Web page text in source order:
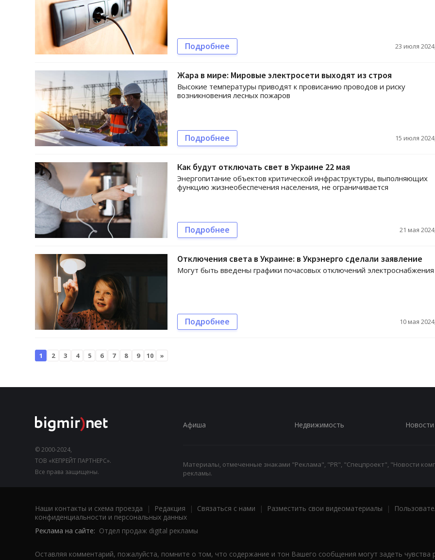
Подробнее 23 июля
Жара в мире: Мировые электросети выходят из строя
Высокие температуры приводят к провисанию проводов и риску
возникновения лесных пожаров
Подробнее 15 июля
Как будут отключать свет в Украине 22 мая
Энергопитание объектов критической инфраструктуры, выполняющих
функцию жизнеобеспечения населения, не ограничивается
Подробнее 21 мая
Отключения света в Украине: в Укрэнерго сделали заявление
Могут быть введены графики почасовых отключений электроснабжения
Подробнее 10 мая
1 2 3 4 5 6 7 8 9 10 »
© 2000-2024,
ТОВ «КЕПРЕЙТ ПАРТНЕРС».
Все права защищены.
Афиша Недвижимость Новости
Материалы, отмеченные знаками "Реклама", "PR", "Спецпроект", "Новости
рекламы.
Наши контакты и схема проезда | Редакция | Связаться с нами | Разместить свои видеоматериалы |
конфиденциальности и персональных данных
Реклама на сайте: Отдел продаж digital рекламы
Оставляя комментарий, пожалуйста, помните о том, что содержание и тон Вашего сообщения могут задеть чувства